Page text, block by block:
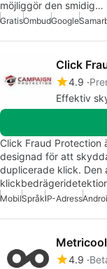
möjliggör den smidig…
GratisOmbudGoogle
Click
4.9
Effektiv
Click Fraud Protection
designad för att
duplicerade klick. Den
MobilSpråkIP-Adress
Metricool
4.9